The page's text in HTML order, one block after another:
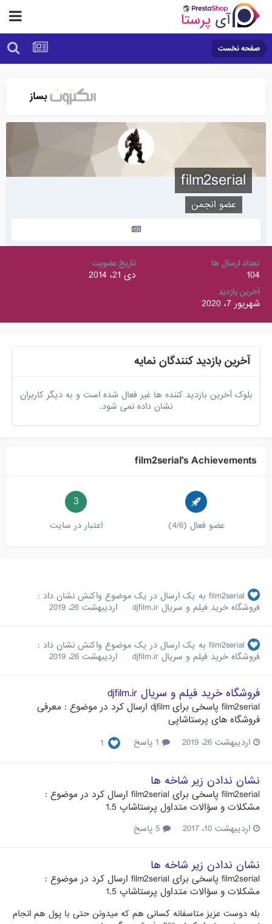
صفحه نخست
film2serial
عضو انجمن
تعداد ارسال ها
104
تاریخ عضویت
دی 21، 2014
آخرین بازدید
شهریور 7، 2020
آخرین بازدید کنندگان نمایه
بلوک آخرین بازدید کننده ها غیر فعال شده است و به دیگر کاربران
نشان داده نمی شود.
film2serial's Achievements
عضو فعال (4/6)
3
اعتبار در سایت
film2serial به یک ارسال در یک موضوع واکنش نشان داد :
فروشگاه خرید فیلم و سریال djfilm.ir
اردیبهشت 26، 2019
film2serial به یک ارسال در یک موضوع واکنش نشان داد :
فروشگاه خرید فیلم و سریال djfilm.ir
اردیبهشت 26، 2019
فروشگاه خرید فیلم و سریال djfilm.ir
film2serial پاسخی برای djfilm ارسال کرد در موضوع : معرفی
فروشگاه های پرستاشاپی
اردیبهشت 26، 2019 1
نشان ندادن زیر شاخه ها
film2serial پاسخی برای film2serial ارسال کرد در موضوع :
مشکلات و سؤالات متداول پرستاشاپ 1.5
اردیبهشت 10، 2017
نشان ندادن زیر شاخه ها
film2serial پاسخی برای film2serial ارسال کرد در موضوع :
مشکلات و سؤالات متداول پرستاشاپ 1.5
بله دوست عزیز متاسفانه کسانی هم که میدونن حتی با پول هم انجام